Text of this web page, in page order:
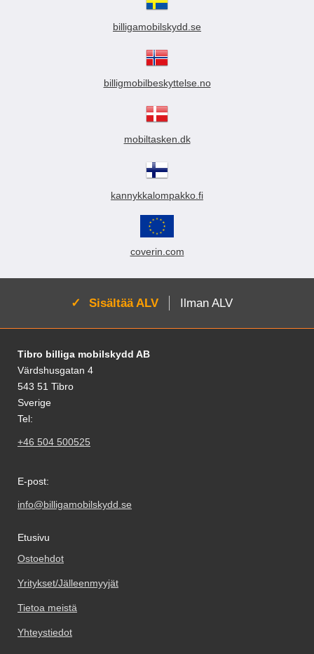
billigamobilskydd.se
billigmobilbeskyttelse.no
mobiltasken.dk
kannykkalompakko.fi
coverin.com
Aktivoi:
Sisältää ALV Ilman ALV
Alatunnisteen sisältö Sekalaista tietoa ja
Tibro billiga mobilskydd AB
Värdshusgatan 4
543 51 Tibro
Sverige
Tel:
+46 504 500525
E-post:
info@billigamobilskydd.se
Etusivu
Ostoehdot
Yritykset/Jälleenmyyjät
Tietoa meistä
Yhteystiedot